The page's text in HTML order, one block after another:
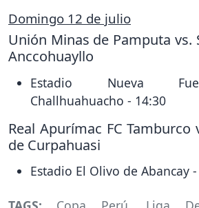
Domingo 12 de julio
Unión Minas de Pamputa vs.
Anccohuayllo
Estadio Nueva
Challhuahuacho - 14:30
Real Apurímac FC Tamburco
de Curpahuasi
Estadio El Olivo de Abancay